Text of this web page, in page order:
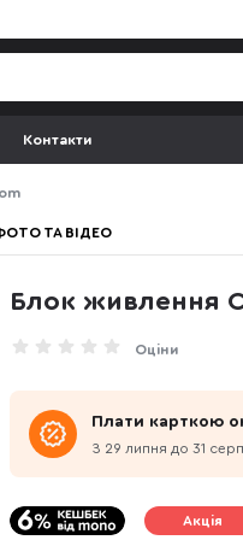
Контакти
ТА ВІДЕО
Блок живлення
Оціни
Плати карткою
З 29 липня до 31
Акція